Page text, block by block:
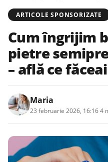
ARTICOLE SPONSORIZATE
Cum îngrijim
pietre
– află ce
Maria
23 februarie 2026, 16:164